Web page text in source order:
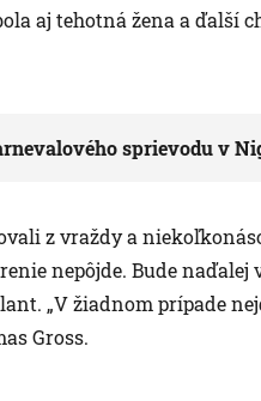
aj tehotná žena a ďalší
sprievodu v
z vraždy a
nepôjde. Bude
„V žiadnom prípade
Gross.